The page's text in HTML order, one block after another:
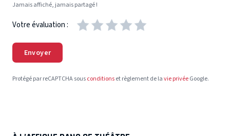
Jamais affiché, jamais partagé !
Votre évaluation :
Envoyer
Protégé par reCAPTCHA sousconditionset règlement de lavie privéeGoogle.